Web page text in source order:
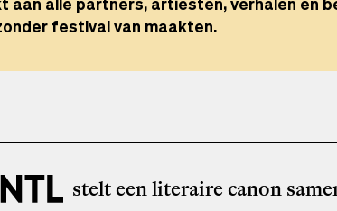
andere literaire stemmen. Zo blijft het
verhalen en verbeelding.
festival van maakten.
andere literaire stemmen. Zo blijft het
verhalen en verbeelding.
festival van maakten.
stelt een literaire canon